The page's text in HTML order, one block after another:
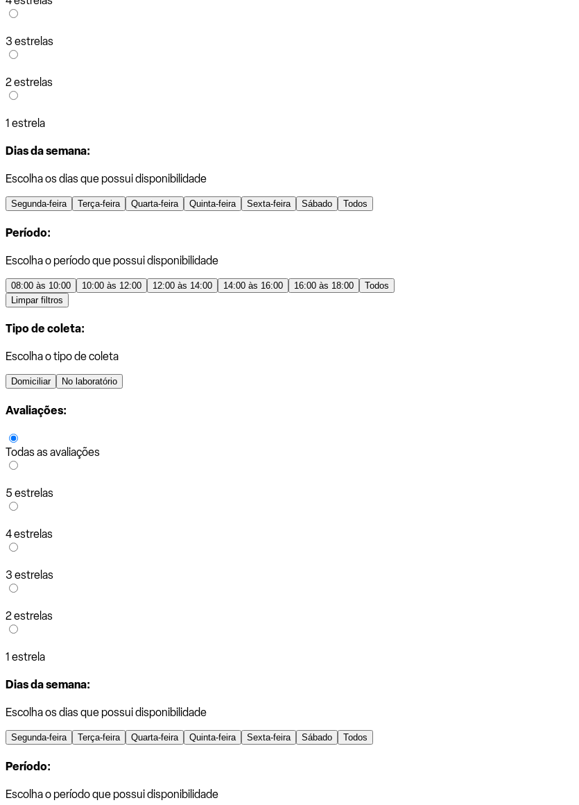
3 estrelas
2 estrelas
1 estrela
Dias da semana:
Escolha os dias que possui disponibilidade
Segunda-feira Terça-feira Quarta-feira Quinta-feira Sexta-feira Sábado Todos
Período:
Escolha o período que possui disponibilidade
08:00 às 10:00 10:00 às 12:00 12:00 às 14:00 14:00 às 16:00 16:00 às 18:00
Todos
Limpar filtros
Tipo de coleta:
Escolha o tipo de coleta
Domiciliar No laboratório
Avaliações:
Todas as avaliações
5 estrelas
4 estrelas
3 estrelas
2 estrelas
1 estrela
Dias da semana:
Escolha os dias que possui disponibilidade
Segunda-feira Terça-feira Quarta-feira Quinta-feira Sexta-feira Sábado Todos
Período:
Escolha o período que possui disponibilidade